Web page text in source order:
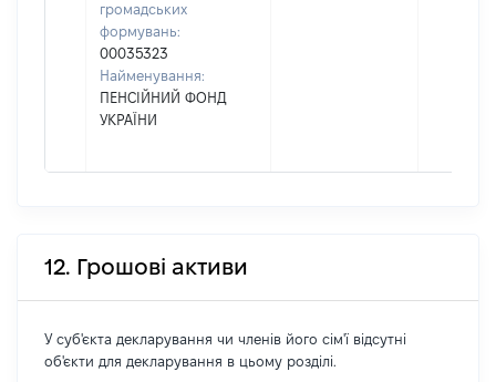
громадських
формувань:
00035323
Найменування:
ПЕНСІЙНИЙ ФОНД
УКРАЇНИ
12. Грошові активи
У суб'єкта декларування чи членів його сім'ї відсутні
об'єкти для декларування в цьому розділі.